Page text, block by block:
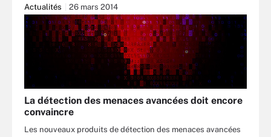
Actualités 26 mars 2014
La détection des menaces avancées doit encore
convaincre
Les nouveaux produits de détection des menaces avancées